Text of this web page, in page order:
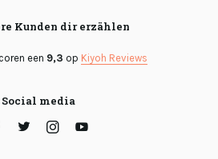
Kunden dir erzählen
een 9,3 op Kiyoh Reviews
Social media